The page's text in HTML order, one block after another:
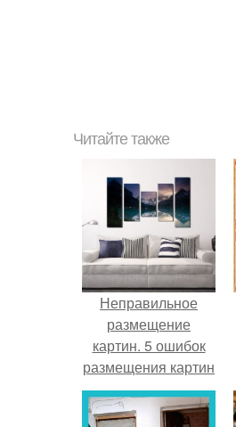
Читайте также
Неправильное
размещение
картин. 5 ошибок
размещения картин
на стенах